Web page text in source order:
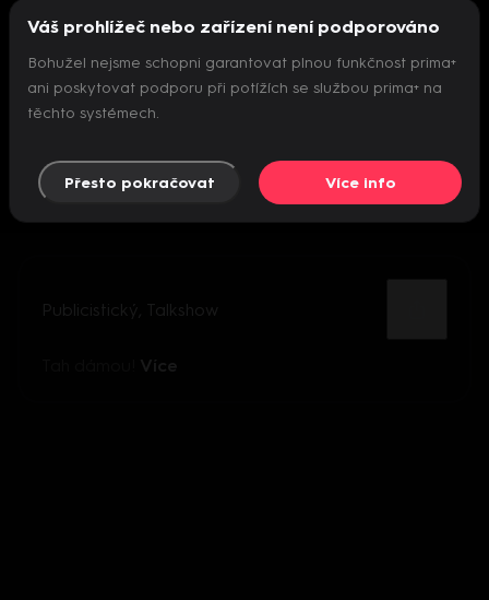
Nepodařilo se inicializovat přehrávač
Publicistický Talkshow
Více
Váš prohlížeč nebo zařízení není podporováno
Bohužel nejsme schopni garantovat plnou funkčnost prima+
ani poskytovat podporu při potížích se službou prima+ na
těchto systémech.
Přesto pokračovat Více info